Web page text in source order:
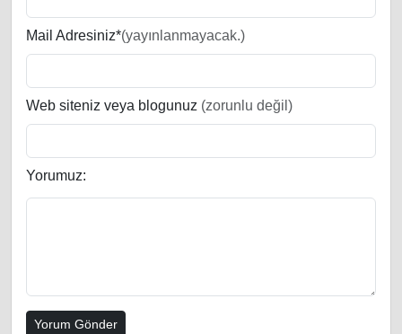
Mail Adresiniz*(yayınlanmayacak.)
Web siteniz veya blogunuz (zorunlu değil)
Yorumuz: